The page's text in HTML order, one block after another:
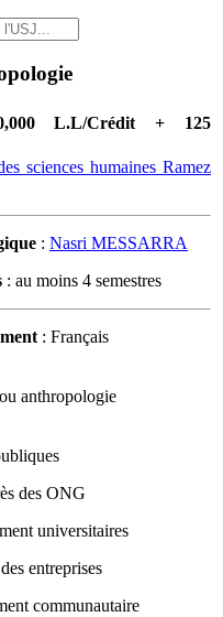
L.L/Crédit + 125
sciences humaines Ramez
: Nasri MESSARRA
: au moins 4 semestres
: Français
anthropologie
des ONG
universitaires
entreprises
communautaire